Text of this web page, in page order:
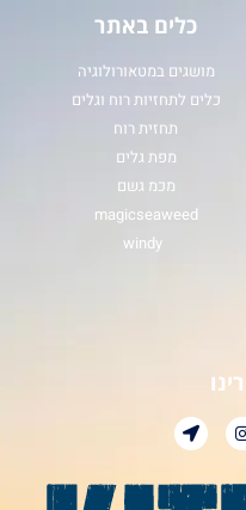
כלים באתר
מושגים במטאורולוגיה
כלים לתחזיות רוח וגלים
תחזית רוח
מפת גלים
מכמ גשם
magicseaweed
windy